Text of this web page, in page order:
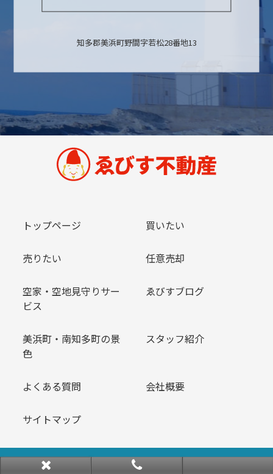
知多郡美浜町野間字若松28番地13
トップページ 買いたい
売りたい 任意売却
空家・空地見守りサー
ビス
ゑびすブログ
美浜町・南知多町の景
色
スタッフ紹介
よくある質問 会社概要
サイトマップ
Copyright © ゑびす不動産 All rights Reserved.